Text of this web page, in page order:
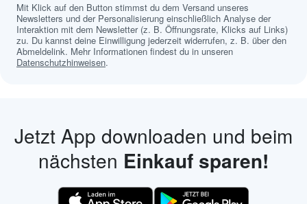
Mit Klick auf den Button stimmst du dem Versand unseres
Newsletters und der Personalisierung einschließlich Analyse der
Interaktion mit dem Newsletter (z. B. Öffnungsrate, Klicks auf Links)
zu. Du kannst deine Einwilligung jederzeit widerrufen, z. B. über den
Abmeldelink. Mehr Informationen findest du in unseren
Datenschutzhinweisen.
Jetzt App downloaden und beim
nächsten Einkauf sparen!